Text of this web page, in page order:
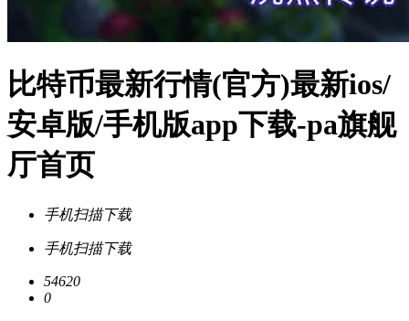
比特币最新行情(官方)最新ios/
安卓版/手机版app下载-pa旗舰
厅首页
手机扫描下载
手机扫描下载
54620
0